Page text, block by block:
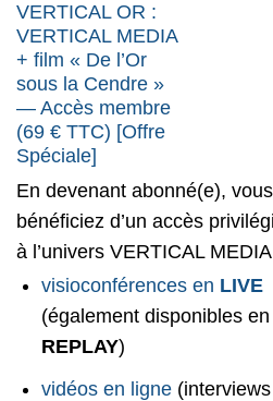
VERTICAL OR :
VERTICAL MEDIA
+ film « De l’Or
sous la Cendre »
— Accès membre
(69 € TTC) [Offre
Spéciale]
En devenant abonné(e), vous
bénéficiez d’un accès
à l’univers VERTICAL
visioconférences en LIVE
(également disponibles en
REPLAY)
vidéos en ligne